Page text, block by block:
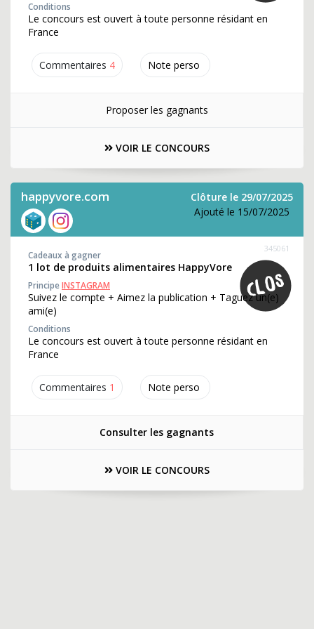
Commentaires 4 Note perso
Conditions
Le concours est ouvert à toute personne résidant en
France
Proposer les gagnants
VOIR LE CONCOURS
happyvore.com
Clôture le 29/07/2025
Ajouté le 15/07/2025
Commentaires 1 Note perso
345061
Cadeaux à gagner
1 lot de produits alimentaires HappyVore
PrincipeINSTAGRAM
Suivez le compte + Aimez la publication + Taguez un(e)
ami(e)
Conditions
Le concours est ouvert à toute personne résidant en
France
Consulter les gagnants
VOIR LE CONCOURS